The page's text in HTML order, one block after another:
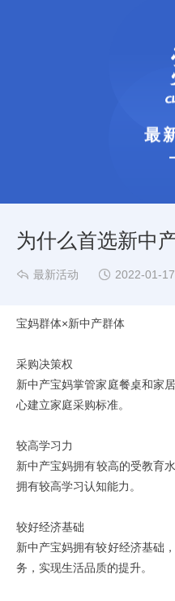
最
为什么首选新中
 最新活动  2022-01-
宝妈群体×新中产群体
采购决策权
新中产宝妈掌管家庭餐桌和家
心建立家庭采购标准。
较高学习力
新中产宝妈拥有较高的受教育
拥有较高学习认知能力。
较好经济基础
新中产宝妈拥有较好经济基础
务，实现生活品质的提升。